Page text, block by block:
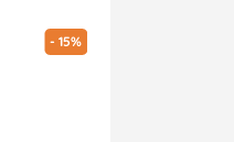
- 15%